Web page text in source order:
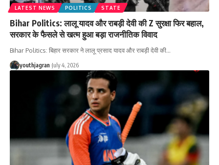
LATEST NEWS POLITICS STATE
Bihar Politics: लालू यादव और राबड़ी देवी की Z सुरक्षा फिर बहाल,
सरकार के फैसले से खत्म हुआ बड़ा राजनीतिक विवाद
Bihar Politics: बिहार सरकार ने लालू प्रसाद यादव और राबड़ी देवी की…
youthjagran July 4, 2026